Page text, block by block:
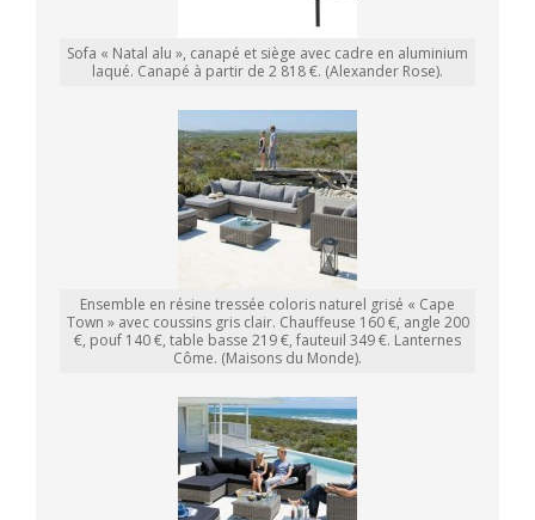
Sofa « Natal alu », canapé et siège avec cadre en aluminium
laqué. Canapé à partir de 2 818 €. (Alexander Rose).
Ensemble en résine tressée coloris naturel grisé « Cape
Town » avec coussins gris clair. Chauffeuse 160 €, angle 200
€, pouf 140 €, table basse 219 €, fauteuil 349 €. Lanternes
Côme. (Maisons du Monde).